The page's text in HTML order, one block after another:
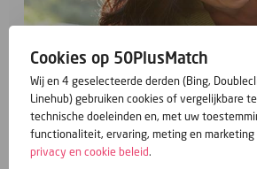
Cookies op 50PlusMatch
Wij en 4 geselecteerde derden (Bing,
Linehub) gebruiken cookies of vergelijkbare
technische doeleinden en, met uw
functionaliteit, ervaring, meting en
privacy en cookie beleid.